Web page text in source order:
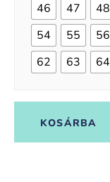
46 47 48
54
55 56
62
63 64
KOSÁRBA